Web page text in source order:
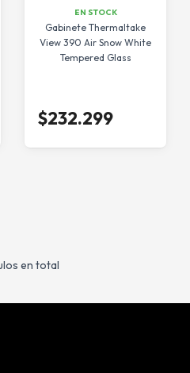
EN STOCK
Gabinete Thermaltake
View 390 Air Snow White
Tempered Glass
$232.299
en total